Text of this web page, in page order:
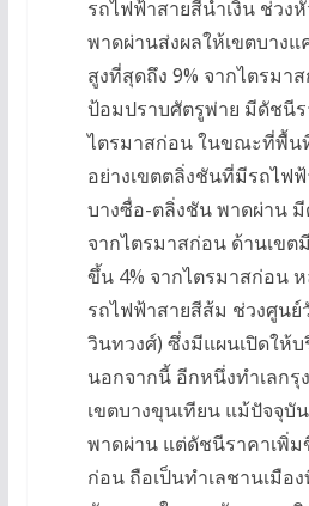
รถไฟฟ้าสายสีน้ำเงิน ช่วง
พาดผ่านส่งผลให้เขตบาง
สูงที่สุดถึง 9% จากไตรมา
ป้อมปราบศัตรูพ่าย มีดัชนีร
ไตรมาสก่อน ในขณะที่พื้น
อย่างเขตตลิ่งชันที่มีรถไฟ
บางซื่อ-ตลิ่งชัน พาดผ่าน
จากไตรมาสก่อน ด้านเข
ขึ้น 4% จากไตรมาสก่อน
รถไฟฟ้าสายสีส้ม ช่วงศูน
วินทวงศ์) ซึ่งมีแผนเปิดให้
นอกจากนี้ อีกหนึ่งทำเลกรุ
เขตบางขุนเทียน แม้ปัจจุบั
พาดผ่าน แต่ดัชนีราคาเพิ่ม
ก่อน ถือเป็นทำเลชานเมือ